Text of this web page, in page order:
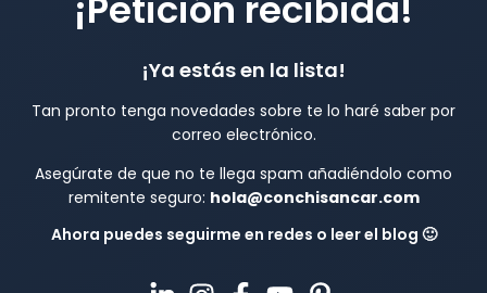
¡Ya estás en la lista!
Tan pronto tenga novedades sobre te lo haré saber por
correo electrónico.
Asegúrate de que no te llega spam añadiéndolo como
remitente seguro: hola@conchisancar.com
Ahora puedes seguirme en redes o leer el blog 🙂